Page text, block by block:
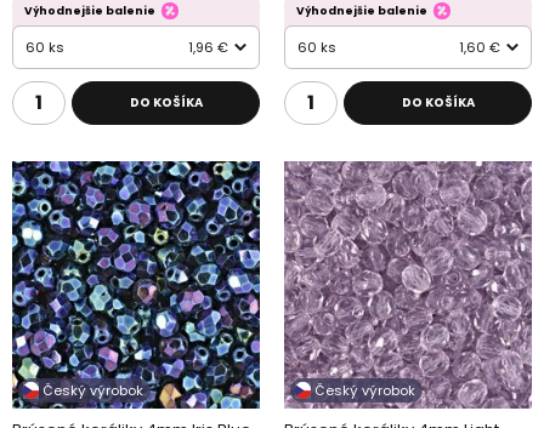
Výhodnejšie balenie
60 ks 1,96 €
DO KOŠÍKA
Výhodnejšie balenie
60 ks 1,60 €
DO KOŠÍKA
Český výrobok Český výrobok